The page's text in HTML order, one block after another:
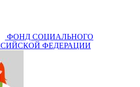
ФОНД СОЦИАЛЬНОГО
ФЕДЕРАЦИИ